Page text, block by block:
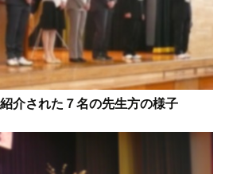
介された７名の先生方の様子